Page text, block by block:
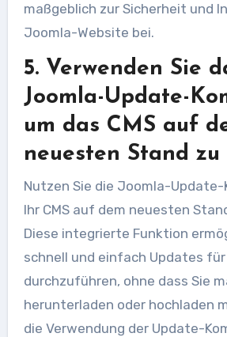
maßgeblich zur Sicherheit und
Joomla-Website bei.
5. Verwenden Sie
Joomla-Update-
um das CMS auf
neuesten Stand
Nutzen Sie die Joomla-Update-
Ihr CMS auf dem neuesten
Diese integrierte Funktion
schnell und einfach Updates
durchzuführen, ohne dass Sie
herunterladen oder hochladen
die Verwendung der Update-